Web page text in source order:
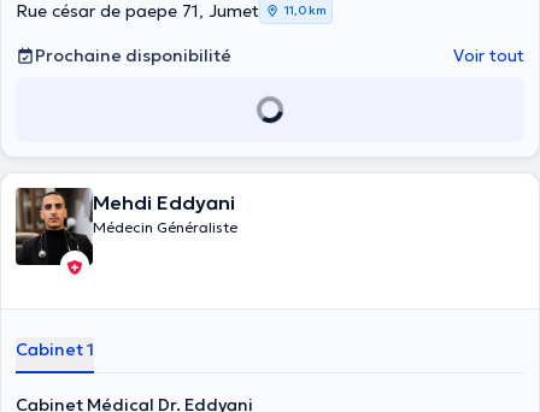
ainsi que de ses nombreuses d’expériences.
Rue césar de paepe 71, Jumet 11,0 km
Prochaine disponibilité Voir tout
Mehdi Eddyani
Médecin Généraliste
Cabinet 1
Cabinet Médical Dr. Eddyani